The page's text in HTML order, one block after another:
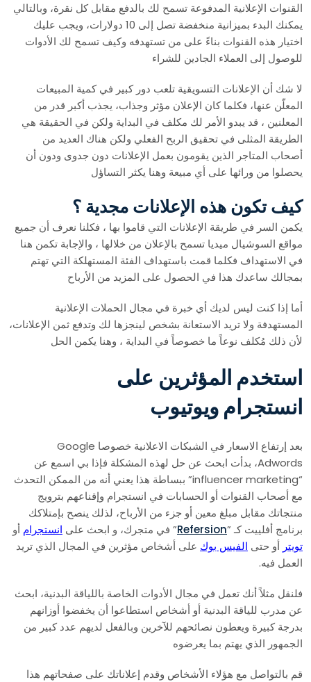
القنوات الإعلانية المدفوعة تسمح لك بالدفع مقابل كل نقرة، وبالتالي
يمكنك البدء بميزانية منخفضة تصل إلى 10 دولارات، ويجب عليك
اختيار هذه القنوات بناءً على من تستهدفه وكيف تسمح لك الأدوات
للوصول إلى العملاء الجادين للشراء
لا شك أن الإعلانات التسويقية تلعب دور كبير في كمية المبيعات
المعلّن عنها، فكلما كان الإعلان مؤثر وجذاب، يجذب أكبر قدر من
المعلنين ، قد يبدو الأمر لك مكلف في البداية ولكن في الحقيقة هي
الطريقة المثلى في تحقيق الربح الفعلي ولكن هناك العديد من
أصحاب المتاجر الذين يقومون بعمل الإعلانات دون جدوى ودون أن
يحصلوا من ورائها على أي مبيعة وهنا يكثر التساؤل
كيف تكون هذه الإعلانات مجدية ؟
يكمن السر في طريقة الإعلانات التي قاموا بها ، فكلنا نعرف أن جميع
مواقع السوشيال ميديا تسمح بالإعلان من خلالها ، والإجابة تكمن هنا
في الاستهداف فكلما قمت باستهداف الفئة المستهلكة التي تهتم
بمجالك ساعدك هذا في الحصول على المزيد من الأرباح
أما إذا كنت ليس لديك أي خبرة في مجال الحملات الإعلانية
المستهدفة ولا تريد الاستعانة بشخص لينجزها لك وتدفع ثمن الإعلانات،
لأن ذلك مُكلف نوعاً ما خصوصاً في البداية ، وهنا يكمن الحل
استخدم المؤثرين على
انستجرام ويوتيوب
بعد إرتفاع الاسعار في الشبكات الاعلانية خصوصا Google
Adwords، بدأت ابحث عن حل لهذه المشكلة فإذا بي اسمع عن
“influencer marketing” ببساطة هذا يعني أنه من الممكن التحدث
مع أصحاب القنوات أو الحسابات في انستجرام وإقناعهم بترويج
منتجاتك مقابل مبلغ معين أو جزء من الأرباح، لذلك ينصح بإمتلاكك
برنامج أفلييت كـ ”Refersion” في متجرك، و ابحث على انستجرام أو
تويتر أو حتى الفيس بوك على أشخاص مؤثرين في المجال الذي تريد
العمل فيه.
فلنقل مثلاً أنك تعمل في مجال الأدوات الخاصة باللياقة البدنية، ابحث
عن مدرب للياقة البدنية أو أشخاص استطاعوا أن يخفضوا أوزانهم
بدرجة كبيرة ويعطون نصائحهم للآخرين وبالفعل لديهم عدد كبير من
الجمهور الذي يهتم بما يعرضوه
قم بالتواصل مع هؤلاء الأشخاص وقدم إعلاناتك على صفحاتهم هذا